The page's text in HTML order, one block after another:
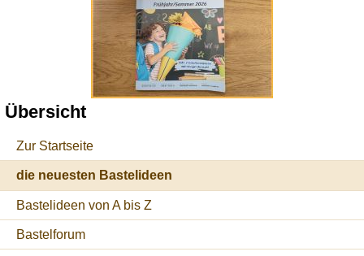
Übersicht
Zur Startseite
die neuesten Bastelideen
Bastelideen von A bis Z
Bastelforum